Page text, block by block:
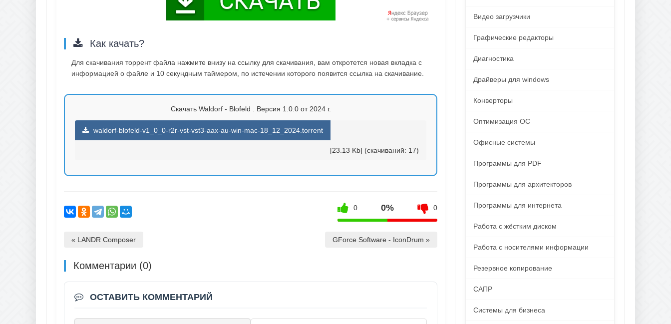
Как качать?
Для скачивания торрент файла нажмите внизу на ссылку для скачивания, вам откротется новая вкладка с
информацией о файле и 10 секундным таймером, по истечении которого появится ссылка на скачивание.
Скачать Waldorf - Blofeld . Версия 1.0.0 от 2024 г.
waldorf-blofeld-v1_0_0-r2r-vst-vst3-aax-au-win-mac-18_12_2024.torrent
[23.13 Kb] (cкачиваний: 17)
0 0% 0
« LANDR Composer GForce Software - IconDrum »
Комментарии (0)
ОСТАВИТЬ КОММЕНТАРИЙ
Видео загрузчики
Графические редакторы
Диагностика
Драйверы для windows
Конверторы
Оптимизация ОС
Офисные системы
Программы для PDF
Программы для архитекторов
Программы для интернета
Работа с жёстким диском
Работа с носителями информации
Резервное копирование
САПР
Системы для бизнеса